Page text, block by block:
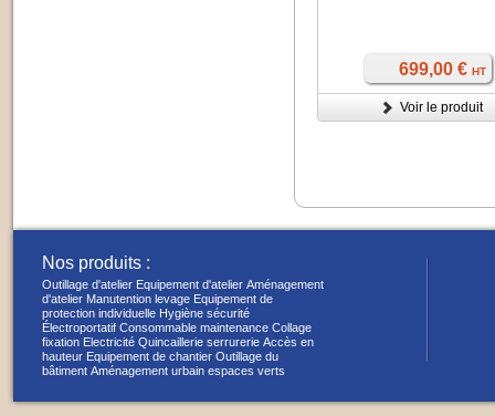
699,00 € HT
Voir le produit
Nos produits :
Outillage d'atelier Equipement d'atelier Aménagement
d'atelier Manutention levage Equipement de
protection individuelle Hygiène sécurité
Électroportatif Consommable maintenance Collage
fixation Electricité Quincaillerie serrurerie Accès en
hauteur Equipement de chantier Outillage du
bâtiment Aménagement urbain espaces verts